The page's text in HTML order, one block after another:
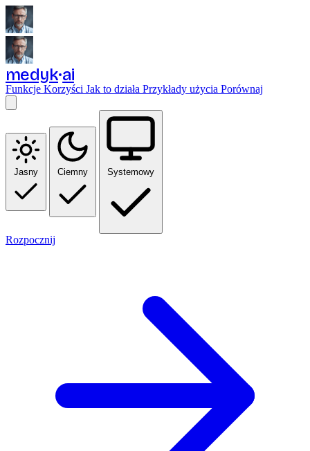
medyk ai
Funkcje Korzyści Jak to działa Przykłady użycia Porównaj
Jasny Ciemny Systemowy
Rozpocznij